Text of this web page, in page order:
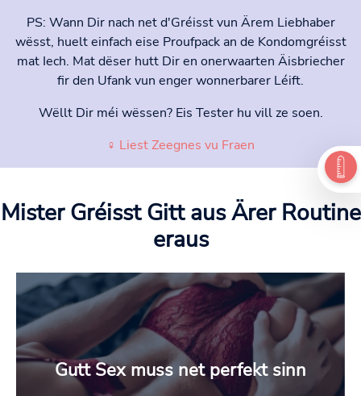
PS: Wann Dir nach net d'Gréisst vun Ärem Liebhaber
wësst, huelt einfach eise Proufpack an de Kondomgréisst
mat Iech. Mat dëser hutt Dir en onerwaarten Äisbriecher
fir den Ufank vun enger wonnerbarer Léift.
Wëllt Dir méi wëssen? Eis Tester hu vill ze soen.
♀ Liest Zeegnes vu Fraen
Mister GréisstGitt aus Ärer Routine
eraus
Gutt Sex muss net perfekt sinn